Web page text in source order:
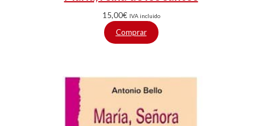
15,00€ IVA incluido
Comprar